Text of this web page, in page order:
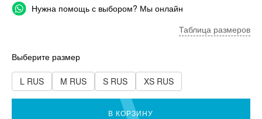
Нужна помощь с выбором? Мы онлайн
Таблица размеров
Выберите размер
L RUS M RUS S RUS XS RUS
В КОРЗИНУ